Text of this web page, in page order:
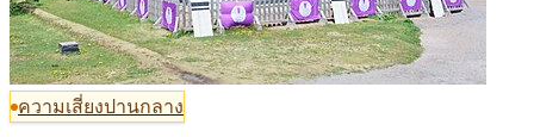
ความเสี่ยงปานกลาง